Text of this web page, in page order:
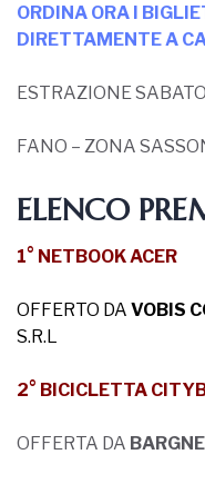
ORDINA ORA I
DIRETTAMENTE A
ESTRAZIONE
FANO – ZONA
ELENCO
1° NETBOOK ACER
OFFERTO DA VOBIS
S.R.L
2° BICICLETTA
OFFERTA DA